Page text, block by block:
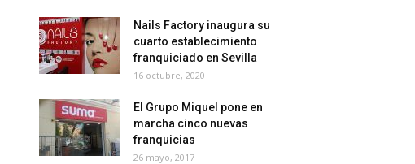
Nails Factory inaugura su
cuarto establecimiento
franquiciado en Sevilla
16 octubre, 2020
El Grupo Miquel pone en
marcha cinco nuevas
franquicias
26 mayo, 2017